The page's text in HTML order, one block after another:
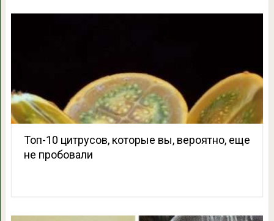
Топ-10 цитрусов, которые вы, вероятно, еще
не пробовали